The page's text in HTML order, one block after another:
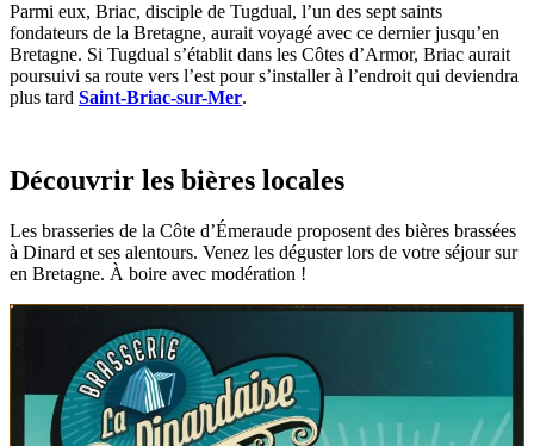
Parmi eux, Briac, disciple de Tugdual, l’un des sept saints
fondateurs de la Bretagne, aurait voyagé avec ce dernier jusqu’en
Bretagne. Si Tugdual s’établit dans les Côtes d’Armor, Briac aurait
poursuivi sa route vers l’est pour s’installer à l’endroit qui deviendra
plus tard Saint-Briac-sur-Mer.
Découvrir les bières locales
Les brasseries de la Côte d’Émeraude proposent des bières brassées
à Dinard et ses alentours. Venez les déguster lors de votre séjour sur
en Bretagne. À boire avec modération !